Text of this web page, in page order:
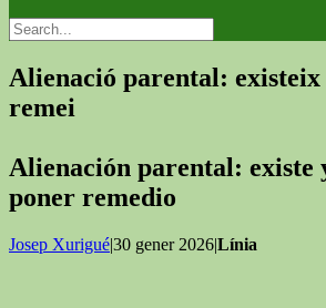
Alienació parental:
remei
Alienación parental: existe
poner remedio
Josep Xurigué|30 gener 2026|Línia